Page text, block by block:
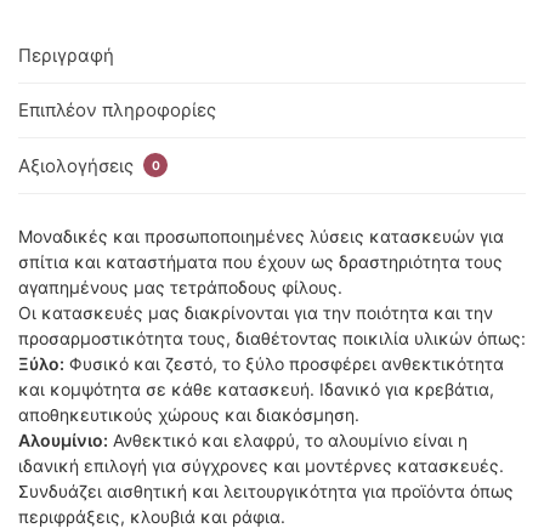
Περιγραφή
Επιπλέον πληροφορίες
Αξιολογήσεις 0
Μοναδικές και προσωποποιημένες λύσεις κατασκευών για
σπίτια και καταστήματα που έχουν ως δραστηριότητα τους
αγαπημένους μας τετράποδους φίλους.
Οι κατασκευές μας διακρίνονται για την ποιότητα και την
προσαρμοστικότητα τους, διαθέτοντας ποικιλία υλικών όπως:
Ξύλο: Φυσικό και ζεστό, το ξύλο προσφέρει ανθεκτικότητα
και κομψότητα σε κάθε κατασκευή. Ιδανικό για κρεβάτια,
αποθηκευτικούς χώρους και διακόσμηση.
Αλουμίνιο: Ανθεκτικό και ελαφρύ, το αλουμίνιο είναι η
ιδανική επιλογή για σύγχρονες και μοντέρνες κατασκευές.
Συνδυάζει αισθητική και λειτουργικότητα για προϊόντα όπως
περιφράξεις, κλουβιά και ράφια.